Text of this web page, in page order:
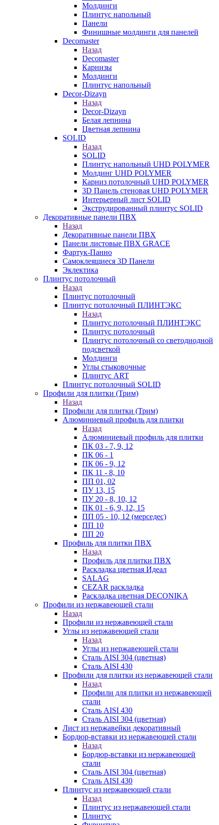
Молдинги
Плинтус напольный
Панели
Финишные молдинги для панелей
Decomaster
Назад
Decomaster
Карнизы
Молдинги
Плинтус напольный
Decor-Dizayn
Назад
Decor-Dizayn
Белая лепнина
Цветная лепнина
SOLID
Назад
SOLID
Плинтус напольный UHD POLYMER
Молдинг UHD POLYMER
Карниз потолочный UHD POLYMER
3D Панель стеновая UHD POLYMER
Интерьерный лист SOLID
Экструдированный плинтус SOLID
Декоративные панели ПВХ
Назад
Декоративные панели ПВХ
Панели листовые ПВХ GRACE
Фартук-Панно
Самоклеящиеся 3D Панели
Эклектика
Плинтус потолочный
Назад
Плинтус потолочный
Плинтус потолочный ПЛИНТЭКС
Назад
Плинтус потолочный ПЛИНТЭКС
Плинтус потолочный
Плинтус потолочный со светодиодной
подсветкой
Молдинги
Углы стыковочные
Плинтус ART
Плинтус потолочный SOLID
Профили для плитки (Трим)
Назад
Профили для плитки (Трим)
Алюминиевый профиль для плитки
Назад
Алюминиевый профиль для плитки
ПК 03 - 7, 9, 12
ПК 06 - 1
ПК 06 - 9, 12
ПК 11 - 8, 10
ПП 01, 02
ПУ 13, 15
ПУ 20 - 8, 10, 12
ПК 01 - 6, 9, 12, 15
ПП 05 - 10, 12 (мерседес)
ПП 10
ПП 20
Профиль для плитки ПВХ
Назад
Профиль для плитки ПВХ
Раскладка цветная Идеал
SALAG
CEZAR раскладка
Раскладка цветная DECONIKA
Профили из нержавеющей стали
Назад
Профили из нержавеющей стали
Углы из нержавеющей стали
Назад
Углы из нержавеющей стали
Сталь AISI 304 (цветная)
Сталь AISI 430
Профили для плитки из нержавеющей стали
Назад
Профили для плитки из нержавеющей
стали
Сталь AISI 430
Сталь AISI 304 (цветная)
Лист из нержавейки декоративный
Бордюр-вставки из нержавеющей стали
Назад
Бордюр-вставки из нержавеющей
стали
Сталь AISI 304 (цветная)
Сталь AISI 430
Плинтус из нержавеющей стали
Назад
Плинтус из нержавеющей стали
Плинтус